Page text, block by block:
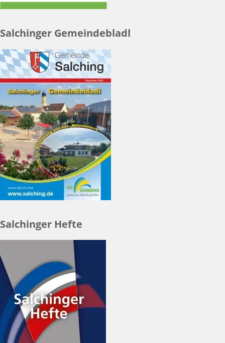
Salchinger Gemeindebladl
Salchinger Hefte